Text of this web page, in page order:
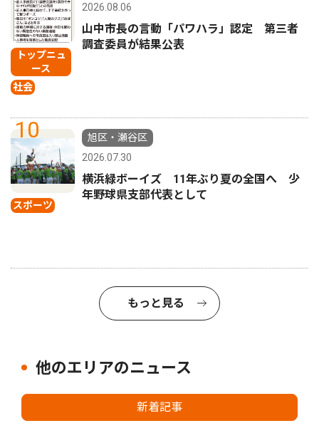
トップニュ
ース
社会
2026.08.06
山中市長の言動「パワハラ」認定 第三者
調査委員が結果公表
10
スポーツ
旭区・瀬谷区
2026.07.30
横浜緑ボーイズ 11年ぶり夏の全国へ 少
年野球県支部代表として
もっと見る
他のエリアのニュース
新着記事